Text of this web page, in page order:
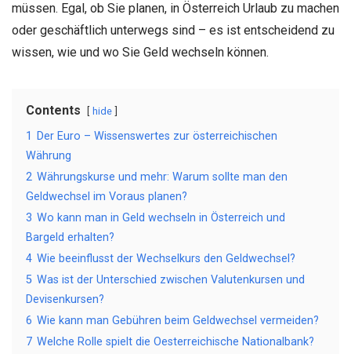
müssen. Egal, ob Sie planen, in Österreich Urlaub zu machen
oder geschäftlich unterwegs sind – es ist entscheidend zu
wissen, wie und wo Sie Geld wechseln können.
Contents hide
1
Der Euro – Wissenswertes zur österreichischen
Währung
2 Währungskurse und mehr: Warum sollte man den
Geldwechsel im Voraus planen?
3 Wo kann man in Geld wechseln in Österreich und
Bargeld erhalten?
4 Wie beeinflusst der Wechselkurs den Geldwechsel?
5 Was ist der Unterschied zwischen Valutenkursen und
Devisenkursen?
6 Wie kann man Gebühren beim Geldwechsel vermeiden?
7 Welche Rolle spielt die Oesterreichische Nationalbank?